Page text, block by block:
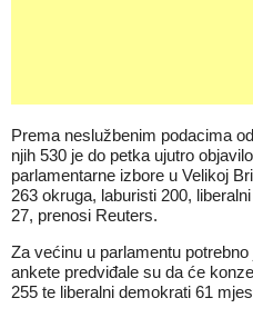
Prema neslužbenim podacima
njih 530 je do petka ujutro
parlamentarne izbore u Velikoj
263 okruga, laburisti 200,
27, prenosi Reuters.
Za većinu u parlamentu
ankete predviđale su da će
255 te liberalni demokrati 61